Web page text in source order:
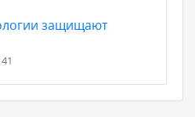
защищают
41